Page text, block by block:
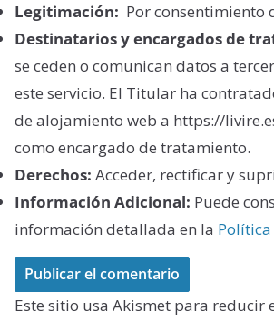
Legitimación: Por consentimiento
Destinatarios y encargados de
se ceden o comunican datos a
este servicio. El Titular ha
de alojamiento web a https://
como encargado de tratamiento.
Derechos: Acceder, rectificar y
Información Adicional: Puede
información detallada en la
Este sitio usa Akismet para reducir